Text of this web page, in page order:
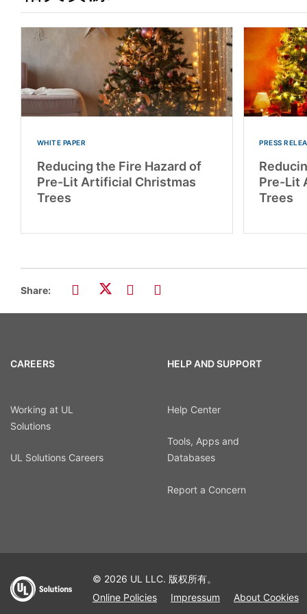
WHITE PAPER
Reducing the Fire Hazard of
Pre-Lit Artificial Christmas
Trees
PRESS
Pre-Lit
Trees
Share:
CAREERS
Working at UL
Solutions
UL Solutions Careers
HELP AND SUPPORT
Help Center
Tools, Apps and
Databases
Report a Concern
© 2026 UL LLC. 版权所有。
Online Policies
Impressum About Cookies